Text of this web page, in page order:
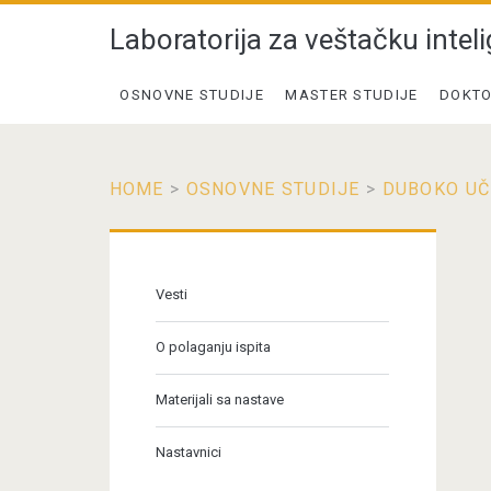
Laboratorija za veštačku
OSNOVNE STUDIJE MASTER STUDIJE
HOME > OSNOVNE STUDIJE > DUBOKO
Sidebar
Vesti
O polaganju ispita
Materijali sa nastave
Nastavnici